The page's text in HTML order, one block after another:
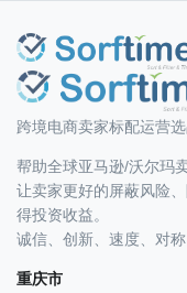
跨境电商卖家标配运营
帮助全球亚马逊/沃尔玛
让卖家更好的屏蔽风险
得投资收益。
诚信、创新、速度、对称
重庆市